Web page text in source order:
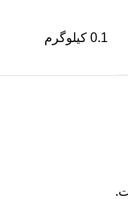
0.1 کیلوگرم